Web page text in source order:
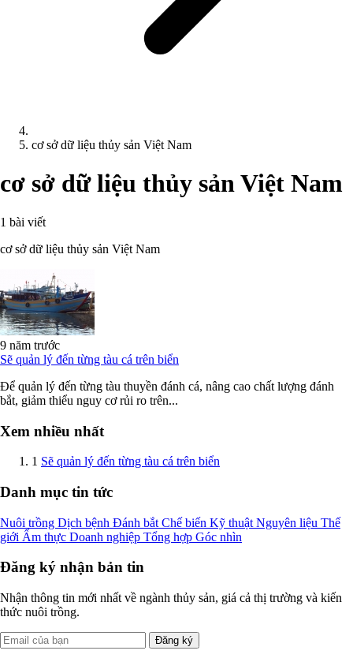
cơ sở dữ liệu thủy sản Việt Nam
cơ sở dữ liệu thủy sản Việt Nam
1 bài viết
cơ sở dữ liệu thủy sản Việt Nam
9 năm trước
Sẽ quản lý đến từng tàu cá trên biển
Để quản lý đến từng tàu thuyền đánh cá, nâng cao chất lượng đánh
bắt, giảm thiểu nguy cơ rủi ro trên...
Xem nhiều nhất
1 Sẽ quản lý đến từng tàu cá trên biển
Danh mục tin tức
Nuôi trồng Dịch bệnh Đánh bắt Chế biến Kỹ thuật Nguyên liệu Thế
giới Ẩm thực Doanh nghiệp Tổng hợp Góc nhìn
Đăng ký nhận bản tin
Nhận thông tin mới nhất về ngành thủy sản, giá cả thị trường và kiến
thức nuôi trồng.
Đăng ký